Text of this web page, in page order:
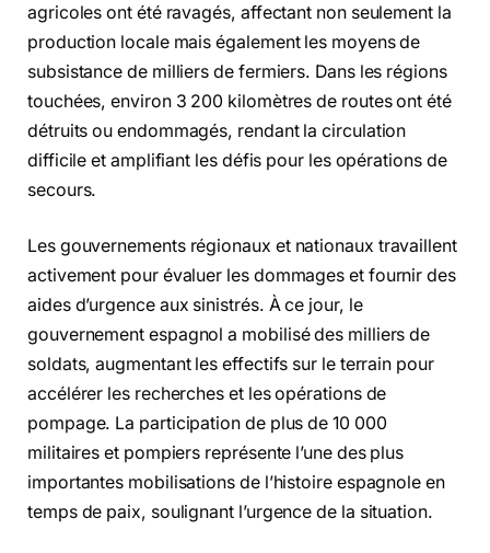
agricoles ont été ravagés, affectant non seulement la
production locale mais également les moyens de
subsistance de milliers de fermiers. Dans les régions
touchées, environ 3 200 kilomètres de routes ont été
détruits ou endommagés, rendant la circulation
difficile et amplifiant les défis pour les opérations de
secours.
Les gouvernements régionaux et nationaux travaillent
activement pour évaluer les dommages et fournir des
aides d’urgence aux sinistrés. À ce jour, le
gouvernement espagnol a mobilisé des milliers de
soldats, augmentant les effectifs sur le terrain pour
accélérer les recherches et les opérations de
pompage. La participation de plus de 10 000
militaires et pompiers représente l’une des plus
importantes mobilisations de l’histoire espagnole en
temps de paix, soulignant l’urgence de la situation.